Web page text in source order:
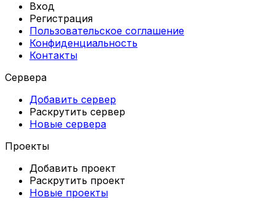
Вход
Регистрация
Пользовательское соглашение
Конфиденциальность
Контакты
Сервера
Добавить сервер
Раскрутить сервер
Новые сервера
Проекты
Добавить проект
Раскрутить проект
Новые проекты